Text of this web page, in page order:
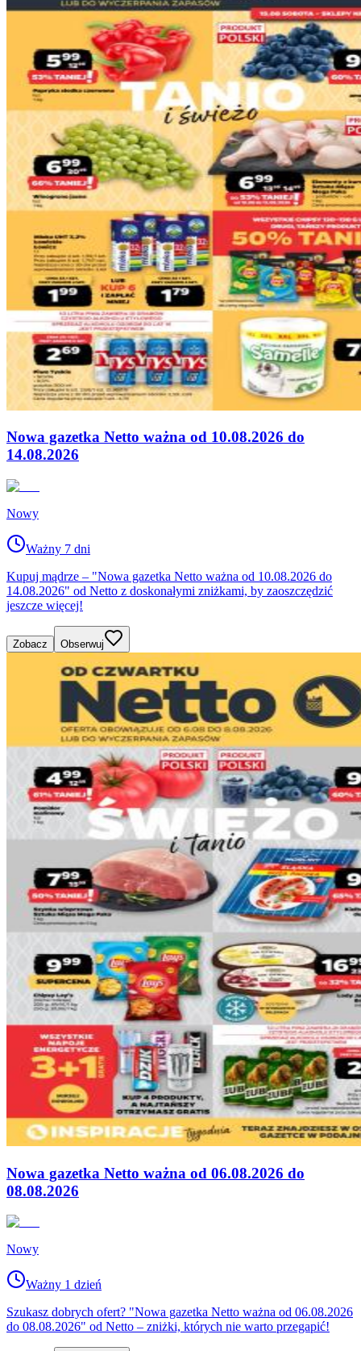
Nowa gazetka Netto ważna od 10.08.2026 do
14.08.2026
Nowy
Ważny 7 dni
Kupuj mądrze – "Nowa gazetka Netto ważna od 10.08.2026 do
14.08.2026" od Netto z doskonałymi zniżkami, by zaoszczędzić
jeszcze więcej!
Zobacz Obserwuj
Nowa gazetka Netto ważna od 06.08.2026 do
08.08.2026
Nowy
Ważny 1 dzień
Szukasz dobrych ofert? "Nowa gazetka Netto ważna od 06.08.2026
do 08.08.2026" od Netto – zniżki, których nie warto przegapić!